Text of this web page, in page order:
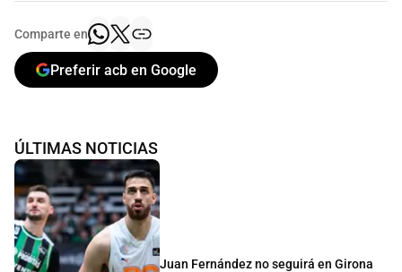
Comparte en
Preferir acb en Google
ÚLTIMAS NOTICIAS
Juan Fernández no seguirá en Girona